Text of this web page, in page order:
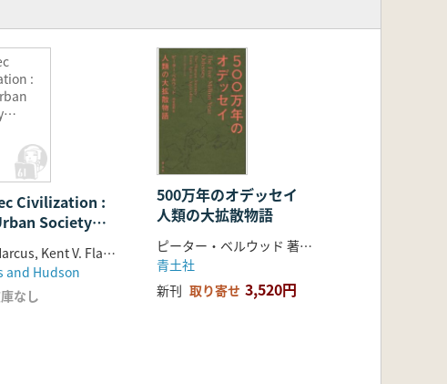
:
ポテ
キシ
ハカ
市社
よう
たか)
バ
Civilization :
Society
in Mexico’s
Valley(サポテカ
シコのオアハ
都市社会はどの
Joyce Marcus, Kent V. Flannery
and Hudson
なし
500万年のオデッセイ
人類の大拡散物語
ピーター・ベルウッド 著 河合信和 訳
青土社
新刊 取り寄せ 3,520円